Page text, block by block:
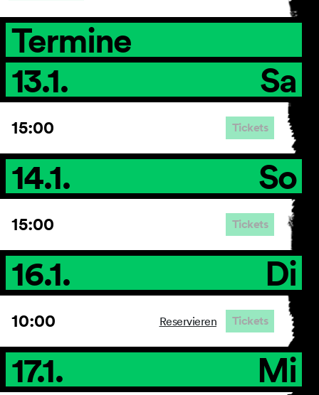
Termine
13.1.
Sa
15:00 Tickets
14.1. So
15:00 Tickets
16.1. Di
10:00 Reservieren Tickets
17.1. Mi